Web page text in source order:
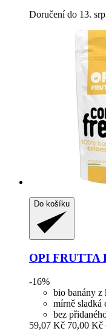
Doručení do 13.
Do košíku
OPI FRUTTA
-16%
bio banány z
mírně sladká
bez
59,07 Kč 70,00 Kč